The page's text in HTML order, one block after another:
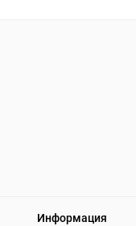
Информация